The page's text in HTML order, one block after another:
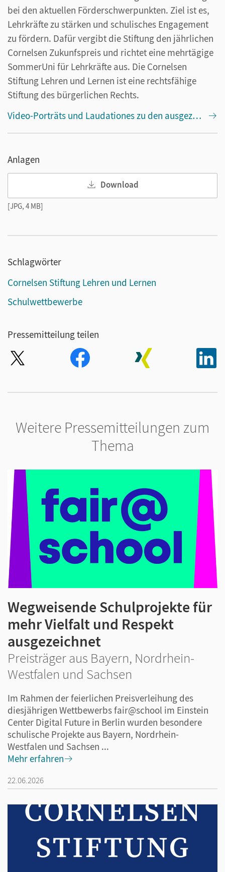
bei den aktuellen Förderschwerpunkten. Ziel ist es,
Lehrkräfte zu stärken und schulisches Engagement
zu fördern. Dafür vergibt die Stiftung den jährlichen
Cornelsen Zukunfspreis und richtet eine mehrtägige
SommerUni für Lehrkräfte aus. Die Cornelsen
Stiftung Lehren und Lernen ist eine rechtsfähige
Stiftung des bürgerlichen Rechts.
Video-Porträts und Laudationes zu den ausgezeichneten Projekten finden Sie hier
Anlagen
Download
[JPG, 4 MB]
Schlagwörter
Cornelsen Stiftung Lehren und Lernen
Schulwettbewerbe
Pressemitteilung teilen
Weitere Pressemitteilungen zum
Thema
Wegweisende Schulprojekte für
mehr Vielfalt und Respekt
ausgezeichnet
Preisträger aus Bayern, Nordrhein-
Westfalen und Sachsen
Im Rahmen der feierlichen Preisverleihung des
diesjährigen Wettbewerbs fair@school im Einstein
Center Digital Future in Berlin wurden besondere
schulische Projekte aus Bayern, Nordrhein-
Westfalen und Sachsen ...
Mehr erfahren
22.06.2026